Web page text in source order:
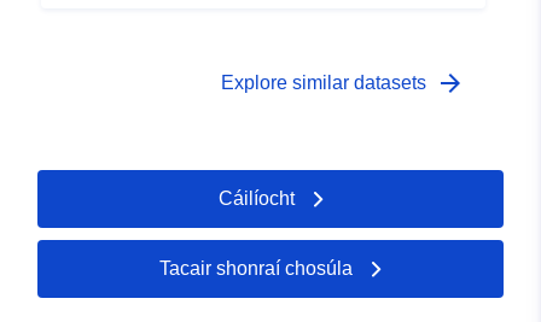
Explore similar datasets arrow_forward
Cáilíocht
Tacair shonraí chosúla